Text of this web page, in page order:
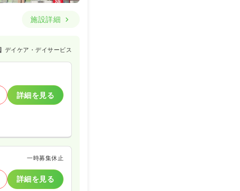
施設詳細
デイケア・デイサービス
詳細を見る
一時募集休止
詳細を見る